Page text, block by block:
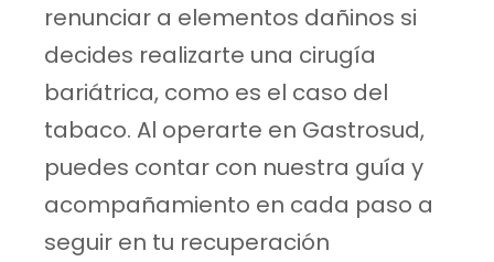
renunciar a elementos dañinos si
decides realizarte una cirugía
bariátrica, como es el caso del
tabaco. Al operarte en Gastrosud,
puedes contar con nuestra guía y
acompañamiento en cada paso a
seguir en tu recuperación